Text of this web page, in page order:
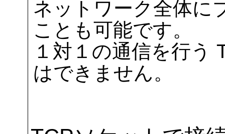
ネットワーク全体に
ことも可能です。
１対１の通信を行う
はできません。